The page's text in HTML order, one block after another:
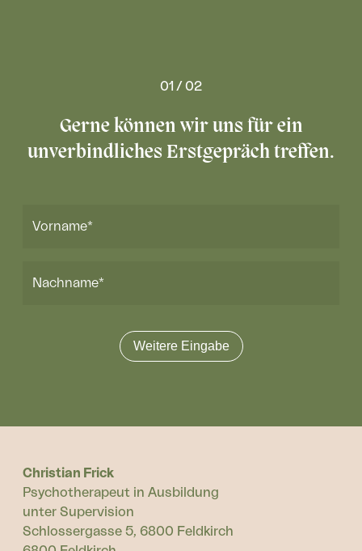
01 / 02
Gerne können wir uns für ein
unverbindliches Erstgepräch treffen.
Vorname*
Nachname*
Christian Frick
Psychotherapeut in Ausbildung
unter Supervision
Schlossergasse 5, 6800 Feldkirch